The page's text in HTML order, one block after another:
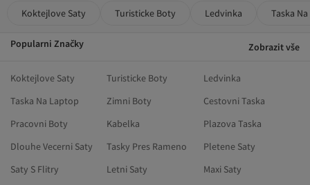
Koktejlove Saty Turisticke Boty Ledvinka Taska
Popularni Značky Zobrazit vše
Koktejlove Saty Turisticke Boty
Ledvinka
Taska Na Laptop
Zimni Boty
Cestovni Taska
Pracovni Boty
Kabelka
Plazova Taska
Dlouhe Vecerni Saty
Tasky Pres Rameno
Pletene Saty
Saty S Flitry
Letni Saty
Maxi Saty